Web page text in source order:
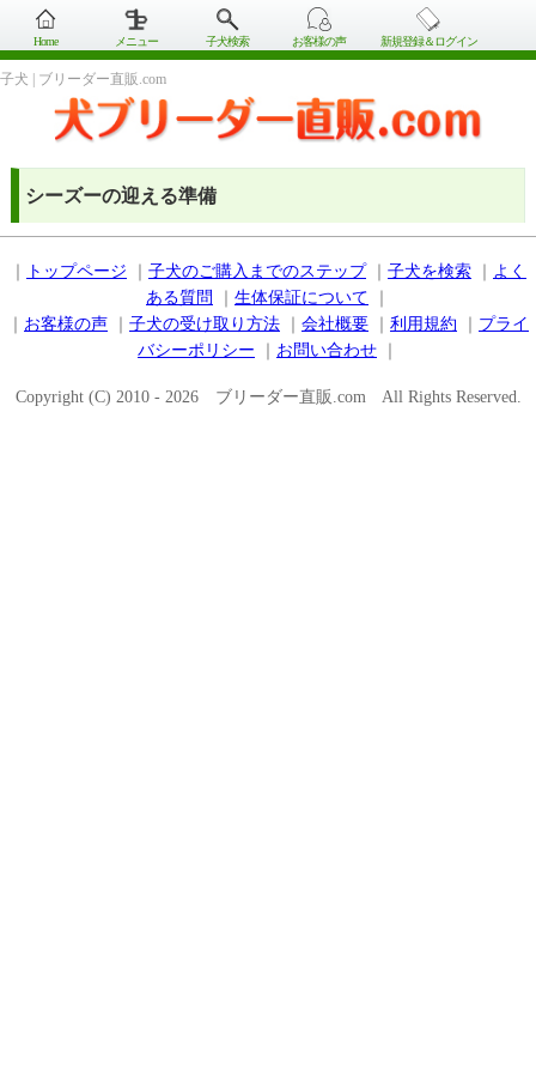
Home メニュー 子犬検索 お客様の声 新規登録＆ログイン
子犬 | ブリーダー直販.com
シーズーの迎える準備
｜ トップページ ｜ 子犬のご購入までのステップ｜ 子犬を検索 ｜ よく
ある質問
｜ 生体保証について ｜
｜ お客様の声 ｜ 子犬の受け取り方法 ｜ 会社概要 ｜ 利用規約 ｜ プライ
バシーポリシー ｜ お問い合わせ ｜
Copyright (C) 2010 - 2026 ブリーダー直販.com All Rights Reserved.